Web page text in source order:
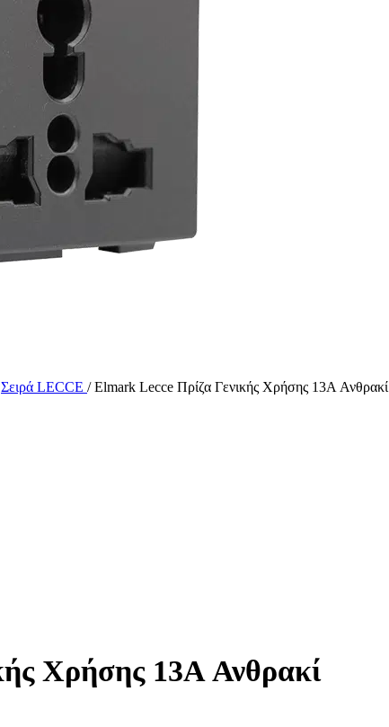
Σειρά LECCE / Elmark Lecce Πρίζα Γενικής Χρήσης 13A Ανθρακί
Χρήσης 13A Ανθρακί